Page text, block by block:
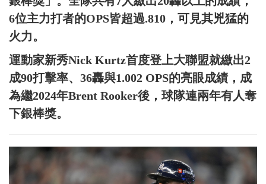
6位主力打者的OPS皆超過.810，可見其兇猛的
火力。
運動家新秀Nick Kurtz首度登上大聯盟就繳出2
成90打擊率、36轟與1.002 OPS的亮眼成績，成
為繼2024年Brent Rooker後，球隊連兩年有人奪
下銀棒獎。